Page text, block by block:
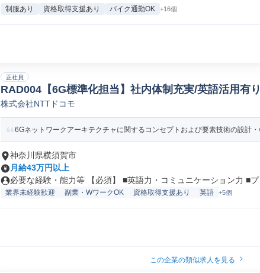
制服あり 資格取得支援あり バイク通勤OK +16個
正社員
RAD004【6G標準化担当】社内体制充実/英語活用有
計画
株式会社NTTドコモ
6Gネットワークアーキテクチャに関するコンセプトおよび要素技術の設計
神奈川県横須賀市
月給43万円以上
必要な経験・能力等 【必須】 ■英語力・コミュニケーション力 ■プ
業界未経験歓迎 副業・WワークOK 資格取得支援あり 英語 +5個
この企業の類似求人を見る